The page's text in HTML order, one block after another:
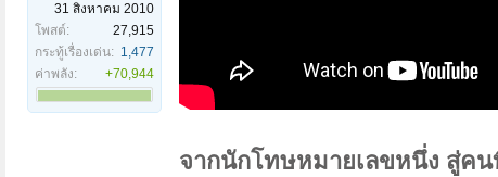
31 สิงหาคม 2010
โพสต์:
27,915
กระทู้เรื่องเด่น: 1,477
ค่าพลัง:
+70,944
จากนักโทษหมายเลขหนึ่ง สู่ค